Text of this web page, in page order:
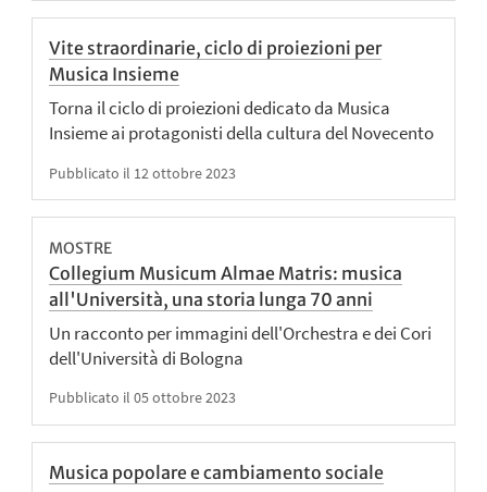
Vite straordinarie, ciclo di proiezioni per
Musica Insieme
Torna il ciclo di proiezioni dedicato da Musica
Insieme ai protagonisti della cultura del Novecento
Pubblicato il 12 ottobre 2023
MOSTRE
Collegium Musicum Almae Matris: musica
all'Università, una storia lunga 70 anni
Un racconto per immagini dell'Orchestra e dei Cori
dell'Università di Bologna
Pubblicato il 05 ottobre 2023
Musica popolare e cambiamento sociale